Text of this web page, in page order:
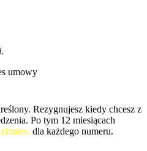
umowy
Rezygnujesz kiedy chcesz z
Po tym 12 miesiącach
mies. dla każdego numeru.